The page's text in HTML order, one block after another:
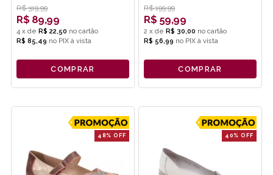
R$ 319,99
R$ 89,99
4 x de R$ 22,50
R$ 85,49 no PIX
COMPRAR
R$ 199,99
R$ 59,99
2 x de R$ 30,00
R$ 56,99 no PIX
COMPRAR
48% OFF 40% OFF